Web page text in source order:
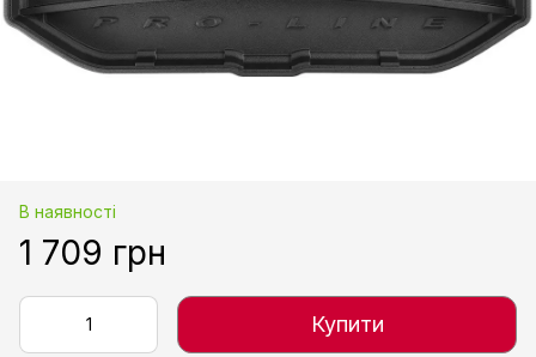
В наявності
1 709 грн
Купити